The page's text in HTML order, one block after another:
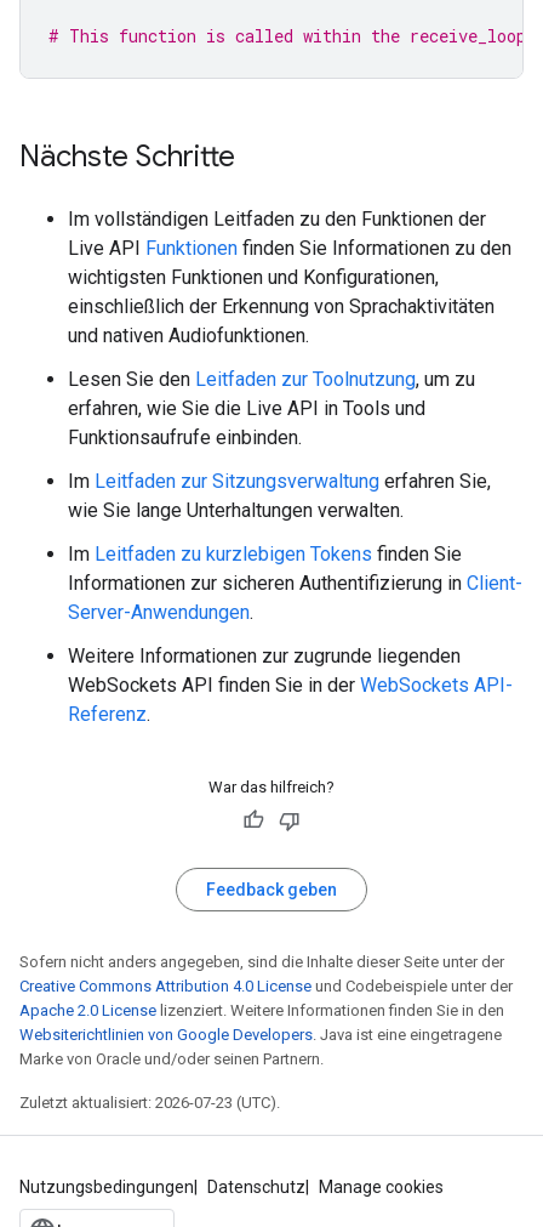
# This function is called within the receive_loop
Nächste Schritte
Im vollständigen Leitfaden zu den Funktionen der
Live API Funktionen finden Sie Informationen zu den
wichtigsten Funktionen und Konfigurationen,
einschließlich der Erkennung von Sprachaktivitäten
und nativen Audiofunktionen.
Lesen Sie den Leitfaden zur Toolnutzung, um zu
erfahren, wie Sie die Live API in Tools und
Funktionsaufrufe einbinden.
Im Leitfaden zur Sitzungsverwaltung erfahren Sie,
wie Sie lange Unterhaltungen verwalten.
Im Leitfaden zu kurzlebigen Tokens finden Sie
Informationen zur sicheren Authentifizierung in Client-
Server-Anwendungen.
Weitere Informationen zur zugrunde liegenden
WebSockets API finden Sie in der WebSockets API-
Referenz.
War das hilfreich?
Feedback geben
Sofern nicht anders angegeben, sind die Inhalte dieser Seite unter der
Creative Commons Attribution 4.0 License und Codebeispiele unter der
Apache 2.0 License lizenziert. Weitere Informationen finden Sie in den
Websiterichtlinien von Google Developers. Java ist eine eingetragene
Marke von Oracle und/oder seinen Partnern.
Zuletzt aktualisiert: 2026-07-23 (UTC).
Nutzungsbedingungen Datenschutz Manage cookies